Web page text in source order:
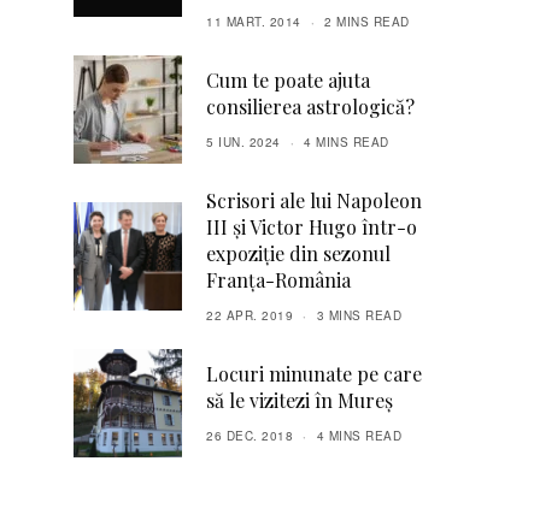
11 MART. 2014 2 MINS READ
Cum te poate ajuta
consilierea astrologică?
5 IUN. 2024 4 MINS READ
Scrisori ale lui Napoleon
III și Victor Hugo într-o
expoziție din sezonul
Franța-România
22 APR. 2019 3 MINS READ
Locuri minunate pe care
să le vizitezi în Mureș
26 DEC. 2018 4 MINS READ